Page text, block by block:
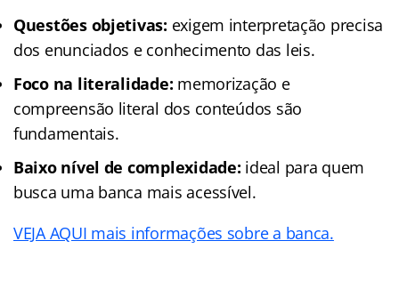
Questões objetivas: exigem interpretação precisa
dos enunciados e conhecimento das leis.
Foco na literalidade: memorização e
compreensão literal dos conteúdos são
fundamentais.
Baixo nível de complexidade: ideal para quem
busca uma banca mais acessível.
VEJA AQUI mais informações sobre a banca.